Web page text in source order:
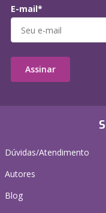
Dúvidas/Atendimento
Autores
Blog
E-mail*
Assinar